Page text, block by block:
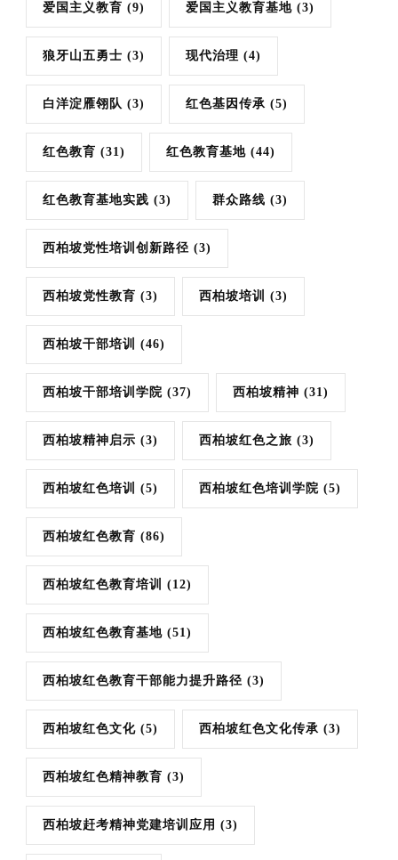
爱国主义教育 (9) 爱国主义教育基地 (3)
狼牙山五勇士 (3) 现代治理 (4)
白洋淀雁翎队 (3) 红色基因传承 (5)
红色教育 (31) 红色教育基地 (44)
红色教育基地实践 (3) 群众路线 (3)
西柏坡党性培训创新路径 (3)
西柏坡党性教育 (3) 西柏坡培训 (3)
西柏坡干部培训 (46)
西柏坡干部培训学院 (37) 西柏坡精神 (31)
西柏坡精神启示 (3) 西柏坡红色之旅 (3)
西柏坡红色培训 (5) 西柏坡红色培训学院 (5)
西柏坡红色教育 (86)
西柏坡红色教育培训 (12)
西柏坡红色教育基地 (51)
西柏坡红色教育干部能力提升路径 (3)
西柏坡红色文化 (5) 西柏坡红色文化传承 (3)
西柏坡红色精神教育 (3)
西柏坡赶考精神党建培训应用 (3)